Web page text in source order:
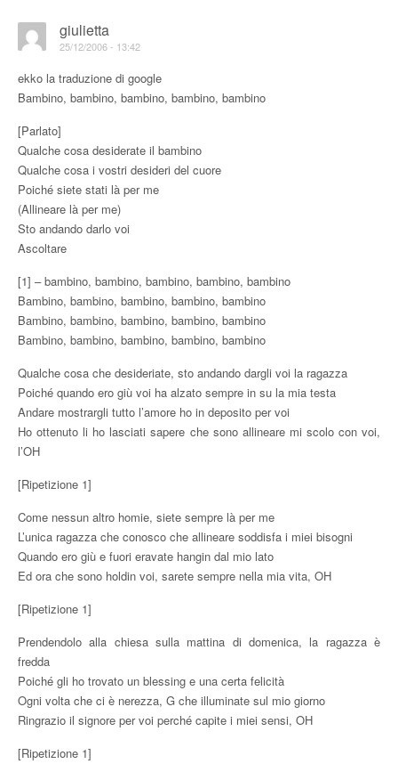
giulietta
25/12/2006 - 13:42
ekko la traduzione di google
Bambino, bambino, bambino, bambino, bambino
[Parlato]
Qualche cosa desiderate il bambino
Qualche cosa i vostri desideri del cuore
Poiché siete stati là per me
(Allineare là per me)
Sto andando darlo voi
Ascoltare
[1] – bambino, bambino, bambino, bambino, bambino
Bambino, bambino, bambino, bambino, bambino
Bambino, bambino, bambino, bambino, bambino
Bambino, bambino, bambino, bambino, bambino
Qualche cosa che desideriate, sto andando dargli voi la ragazza
Poiché quando ero giù voi ha alzato sempre in su la mia testa
Andare mostrargli tutto l’amore ho in deposito per voi
Ho ottenuto li ho lasciati sapere che sono allineare mi scolo con voi,
l’OH
[Ripetizione 1]
Come nessun altro homie, siete sempre là per me
L’unica ragazza che conosco che allineare soddisfa i miei bisogni
Quando ero giù e fuori eravate hangin dal mio lato
Ed ora che sono holdin voi, sarete sempre nella mia vita, OH
[Ripetizione 1]
Prendendolo alla chiesa sulla mattina di domenica, la ragazza è
fredda
Poiché gli ho trovato un blessing e una certa felicità
Ogni volta che ci è nerezza, G che illuminate sul mio giorno
Ringrazio il signore per voi perché capite i miei sensi, OH
[Ripetizione 1]